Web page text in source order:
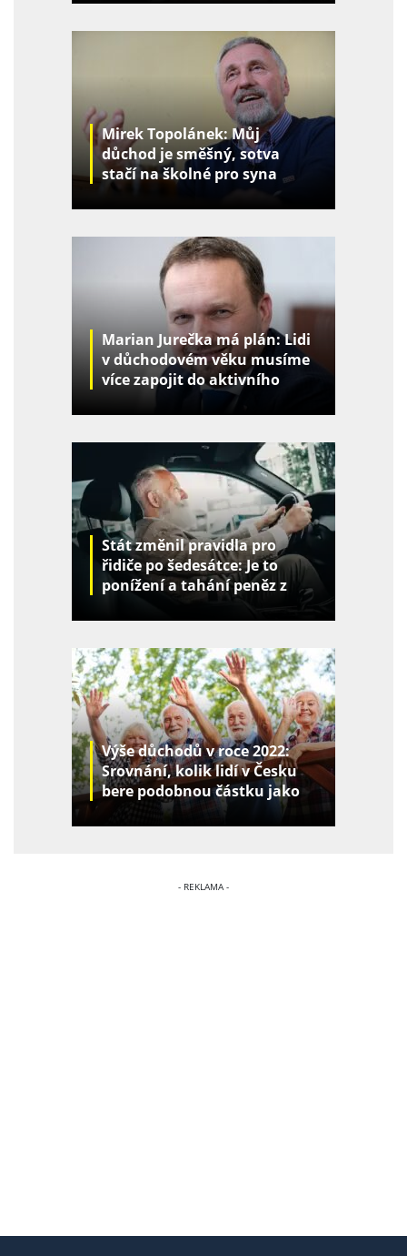
Mirek Topolánek: Můj
důchod je směšný, sotva
stačí na školné pro syna
Marian Jurečka má plán: Lidi
v důchodovém věku musíme
více zapojit do aktivního
Stát změnil pravidla pro
řidiče po šedesátce: Je to
ponížení a tahání peněz z
Výše důchodů v roce 2022:
Srovnání, kolik lidí v Česku
bere podobnou částku jako